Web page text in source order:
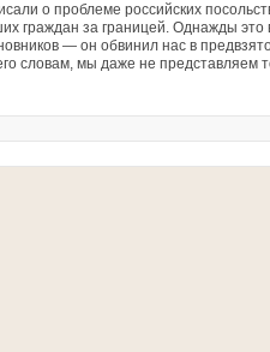
о проблеме российских
граждан за границей. Однажды это
— он обвинил нас в
словам, мы даже не представляем